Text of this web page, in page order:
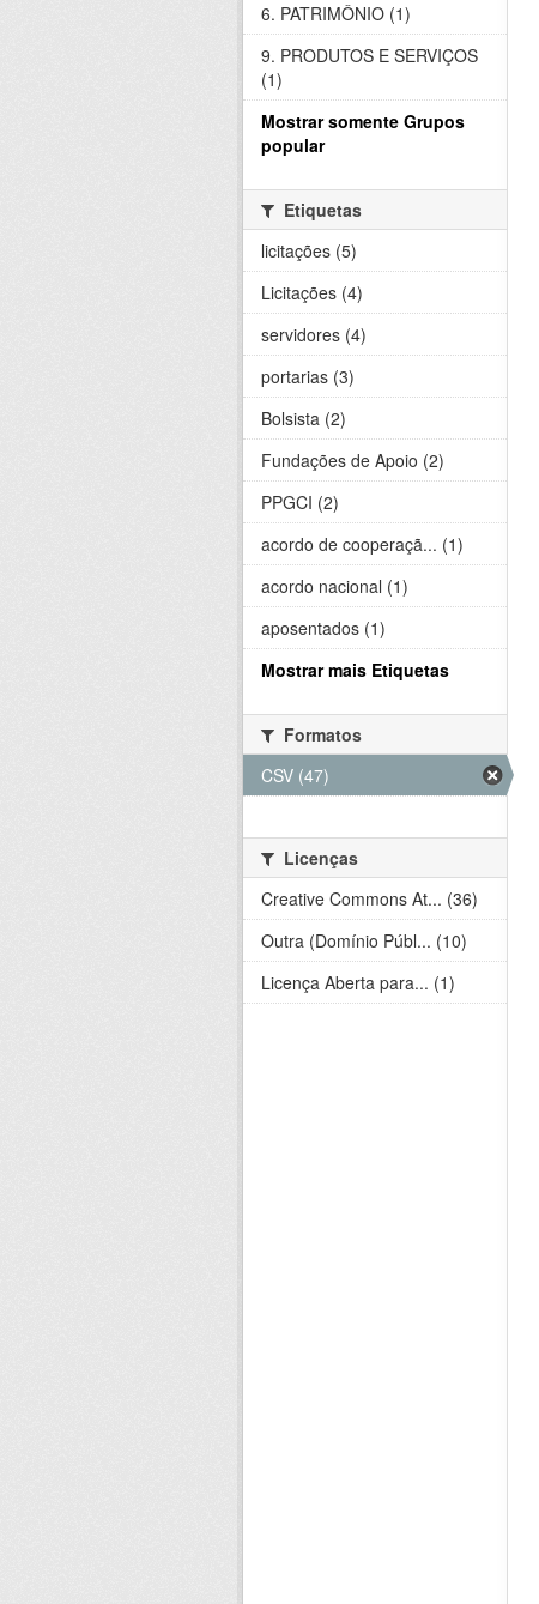
6. PATRIMÔNIO (1)
9. PRODUTOS E SERVIÇOS
(1)
Mostrar somente Grupos
popular
Etiquetas
licitações (5)
Licitações (4)
servidores (4)
portarias (3)
Bolsista (2)
Fundações de Apoio (2)
PPGCI (2)
acordo de cooperaçã... (1)
acordo nacional (1)
aposentados (1)
Mostrar mais Etiquetas
Formatos
CSV (47)
Licenças
Creative Commons At... (36)
Outra (Domínio Públ... (10)
Licença Aberta para... (1)